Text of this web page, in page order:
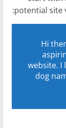
potential site
Hi
website. I
dog